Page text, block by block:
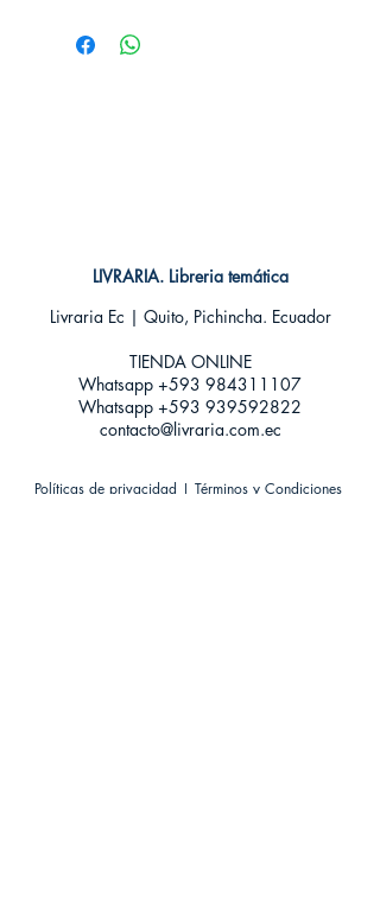
LIVRARIA. Libreria temática
Livraria Ec | Quito, Pichincha. Ecuador
TIENDA ONLINE​
Whatsapp +593 984311107
Whatsapp +593 939592822
contacto@livraria.com.ec
Políticas de privacidad | Términos y Condiciones